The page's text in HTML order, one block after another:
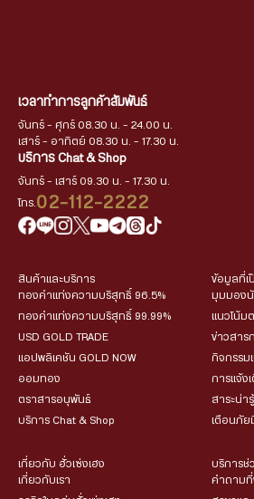
เวลาทำการลูกค้าสัมพันธ์
จันทร์ - ศุกร์ 08.30 น. - 24.00 น.
เสาร์ - อาทิตย์ 08.30 น. - 17.30 น.
บริการ Chat & Shop
จันทร์ - เสาร์ 09.30 น. - 17.30 น.
โทร. 02-112-2222
สินค้าและบริการ
ทองคำแท่งความบริสุทธิ์ 96.5%
ทองคำแท่งความบริสุทธิ์ 99.99%
USD GOLD TRADE
แอปพลิเคชัน GOLD NOW
ออมทอง
ตราสารอนุพันธ์
บริการ Chat & Shop
ข้อมูลที่เ
มุมมองนั
แนวโน้ม
ข่าวสาร
กิจกรรม
การแจ้ง
สาระน่ารู้
เตือนภัย
เกี่ยวกับ ฮั่วเซ่งเฮง
เกี่ยวกับเรา
บริการช่
คำถาม